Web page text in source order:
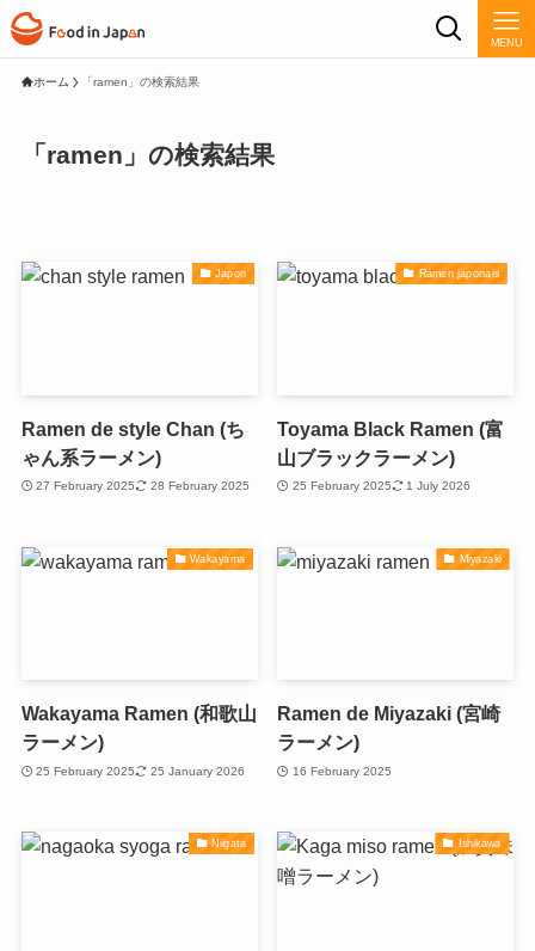
MENU
ホーム 「ramen」の検索結果
「ramen」の検索結果
Japon
Ramen de style Chan (ち
ゃん系ラーメン)
27 February 2025 28 February 2025
Ramen japonais
Toyama Black Ramen (富
山ブラックラーメン)
25 February 2025 1 July 2026
Wakayama
Wakayama Ramen (和歌山
ラーメン)
25 February 2025 25 January 2026
Miyazaki
Ramen de Miyazaki (宮崎
ラーメン)
16 February 2025
Niigata Ishikawa